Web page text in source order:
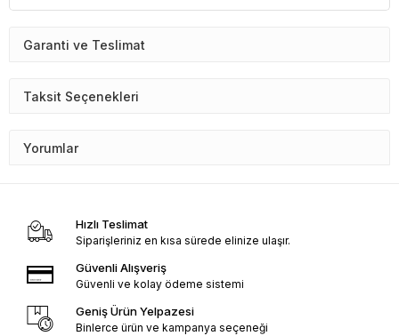
Garanti ve Teslimat
Taksit Seçenekleri
Yorumlar
Hızlı Teslimat
Siparişleriniz en kısa sürede elinize ulaşır.
Güvenli Alışveriş
Güvenli ve kolay ödeme sistemi
Geniş Ürün Yelpazesi
Binlerce ürün ve kampanya seçeneği